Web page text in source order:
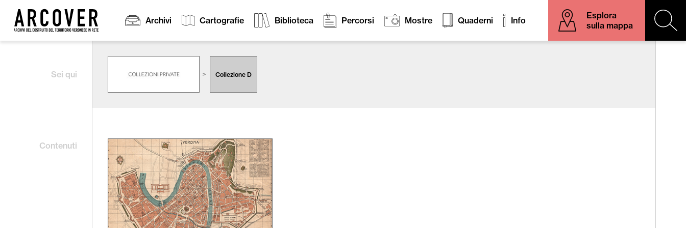
Archivi Cartografie Biblioteca Percorsi Mostre Quaderni Info
Esplora
sulla mappa
Cerca:
Sei qui Collezione D
Contenuti